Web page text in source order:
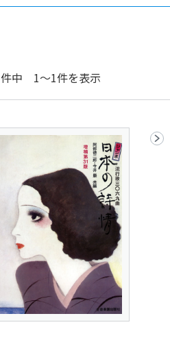
件中 1～1件を表示